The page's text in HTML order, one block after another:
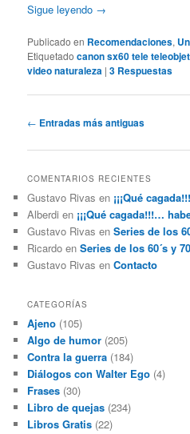
Sigue leyendo →
Publicado en Recomendaciones,
Etiquetado canon sx60 tele
video naturaleza |3 Respuestas
Navegación
entradas
← Entradas más antiguas
COMENTARIOS RECIENTES
Gustavo Rivas en ¡¡¡Qué
Alberdi en ¡¡¡Qué cagada!!!…
Gustavo Rivas enSeries de los
Ricardo enSeries de los 60´s y
Gustavo Rivas enContacto
CATEGORÍAS
Ajeno (105)
Algo de humor (205)
Contra la guerra (184)
Diálogos con Walter Ego (4)
Frases (30)
Libro de quejas (234)
Libros Gratis (22)